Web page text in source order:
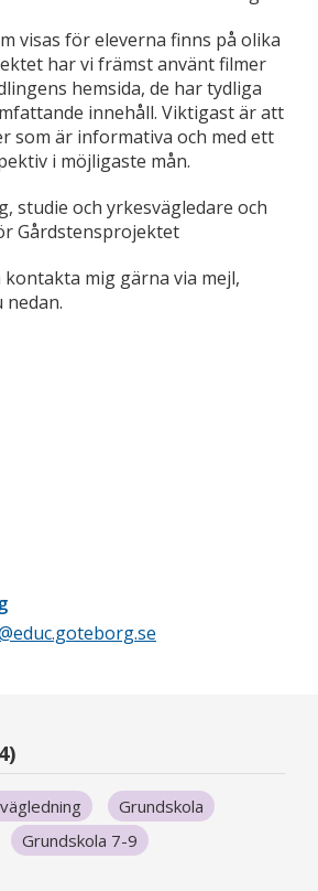
visas för eleverna finns på olika
har vi främst använt filmer
hemsida, de har tydliga
innehåll. Viktigast är att
som är informativa och med ett
i möjligaste mån.
studie och yrkesvägledare och
Gårdstensprojektet
kontakta mig gärna via mejl,
Grundskola
Grundskola 7-9